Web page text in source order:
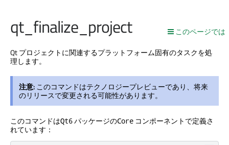
このページでは
qt_finalize_project
Qt プロジェクトに関連するプラットフォーム固有のタスクを処
理します。
注意:このコマンドはテクノロジープレビューであり、将来
のリリースで変更される可能性があります。
このコマンドはQt6パッケージのCore コンポーネントで定義さ
れています：